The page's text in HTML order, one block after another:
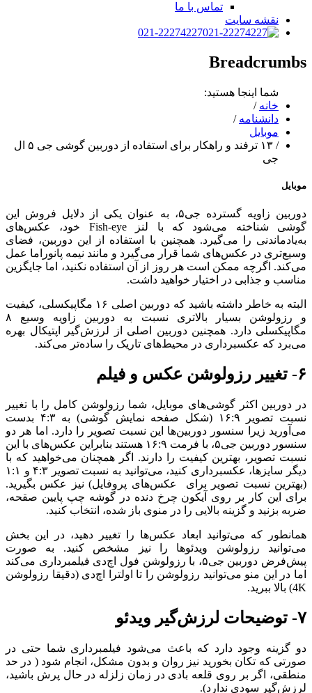
تماس با ما
نقشه سایت
021-22274227
Breadcrumbs
شما اینجا هستید:
خانه /
دانشنامه /
موبایل
/
۱۳ ترفند و راهکار برای استفاده از دوربین گوشی جی ۵ ال
جی
موبایل
دوربین زاویه گسترده جی‌۵، به عنوان یکی از دلایل فروش این
گوشی شناخته می‌شود که با لنز Fish-eye خود، عکس‌های
به‌یاد‌ماندنی را می‌گیرد. همچنین با استفاده از این دوربین، فضای
وسیع‌تری در عکس‌های شما قرار می‌گیرد و مانند نیمه پانوراما عمل
می‌کند. اگر‌چه ممکن است هر روز از آن استفاده نکنید، اما جایگزین
مناسب و جذابی در اختیار خواهید داشت.
البته به خاطر داشته باشید که دوربین اصلی ۱۶ مگا‌پیکسلی، کیفیت
و رزولوشن بسیار بالاتری نسبت به دوربین زاویه وسیع ۸
مگا‌پیکسلی دارد. همچنین دوربین اصلی از لرزش‌گیر اپتیکال بهره
می‌برد که عکسبرداری در محیط‌های تاریک را ساده‌تر می‌کند.
۶- تغییر رزولوشن عکس و فیلم
در دوربین اکثر گوشی‌های موبایل، شما رزولوشن کامل را با تغییر
نسبت تصویر ۱۶:۹ (شکل صفحه نمایش گوشی) به ۴:۳ بدست
می‌آورید زیرا سنسور دوربین‌ها این نسبت تصویر را دارد. اما هر دو
سنسور دوربین جی‌۵، با فرمت ۱۶:۹ هستند بنابراین عکس‌های با این
نسبت تصویر، بهترین کیفیت را دارند. اگر همچنان می‌خواهید که با
دیگر سایز‌ها، عکسبرداری کنید، می‌توانید به نسبت تصویر ۴:۳ و ۱:۱
(بهترین نسبت تصویر برای عکس‌های پروفایل) نیز عکس بگیرید.
برای این کار بر روی آیکون چرخ دنده در گوشه چپ پایین صقحه،
ضربه بزنید و گزینه بالایی را در منوی باز شده، انتخاب کنید.
همانطور که می‌توانید ابعاد عکس‌ها را تغییر دهید، در این بخش
می‌توانید رزولوشن ویدئو‌ها را نیز مشخص کنید. به صورت
پیش‌فرض دوربین جی‌۵، با رزولوشن فول اچ‌دی فیلمبرداری می‌کند
اما در این منو می‌توانید رزولوشن را تا اولترا اچ‌دی (دقیقا رزولوشن
4K) بالا ببرید.
۷- توضیحات لرزش‌گیر ویدئو
دو گزینه وجود دارد که باعث می‌شود فیلمبرداری شما حتی در
صورتی که تکان بخورید نیز روان و بدون مشکل، انجام شود ( در حد
منطقی، اگر بر روی قلعه بادی در زمان زلزله در حال پرش باشید،
لرزش‌گیر سودی ندارد).